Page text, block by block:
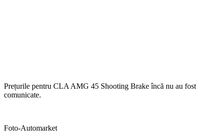
Prețurile pentru CLA AMG 45 Shooting Brake încă nu au fost
comunicate.
Foto-Automarket